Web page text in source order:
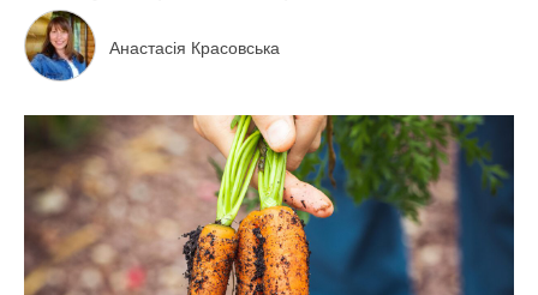
Анастасія Красовська